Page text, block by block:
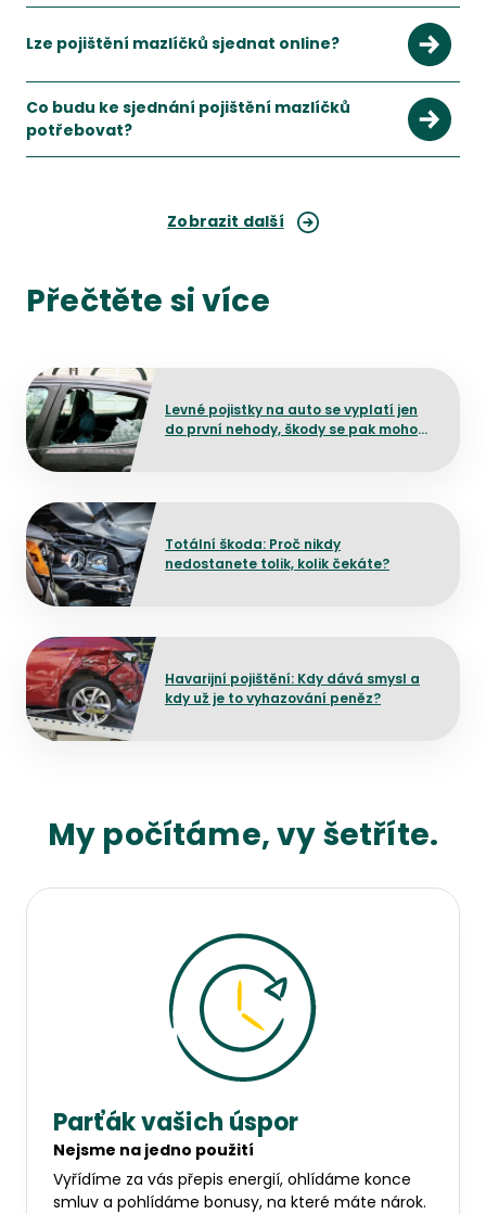
Jde o pojištění určené pro psy a kočky, které pomáhá krýt
Lze pojištění mazlíčků sjednat online?
Ano, pojištění mazlíčků lze běžně srovnat a sjednat online.
Zobrazit více
Co budu ke sjednání pojištění mazlíčků
potřebovat?
Připravte si zejména své kontaktní údaje a základní
Zobrazit další
Přečtěte si více
Levné pojistky na auto se vyplatí jen
do první nehody, škody se pak mohou
Přejít na detail článku
Totální škoda: Proč nikdy
nedostanete tolik, kolik čekáte?
Přejít na detail článku
Havarijní pojištění: Kdy dává smysl a
kdy už je to vyhazování peněz?
Přejít na detail článku
My počítáme, vy šetříte.
Parťák vašich úspor
Nejsme na jedno použití
Vyřídíme za vás přepis energií, ohlídáme konce
smluv a pohlídáme bonusy, na které máte nárok.